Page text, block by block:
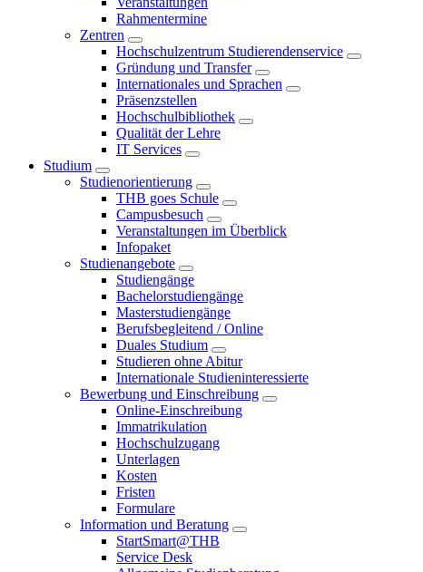
Rahmentermine
Zentren
Hochschulzentrum Studierendenservice
Gründung und Transfer
Internationales und Sprachen
Präsenzstellen
Hochschulbibliothek
Qualität der Lehre
IT Services
Studium
Studienorientierung
THB goes Schule
Campusbesuch
Veranstaltungen im Überblick
Infopaket
Studienangebote
Studiengänge
Bachelorstudiengänge
Masterstudiengänge
Berufsbegleitend / Online
Duales Studium
Studieren ohne Abitur
Internationale Studieninteressierte
Bewerbung und Einschreibung
Online-Einschreibung
Immatrikulation
Hochschulzugang
Unterlagen
Kosten
Fristen
Formulare
Information und Beratung
StartSmart@THB
Service Desk